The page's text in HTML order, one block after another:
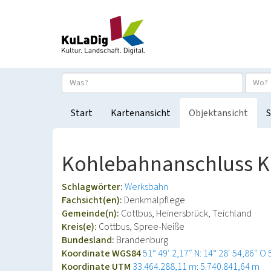
Start Kartenansicht Objektansicht
Kohlebahnanschluss
Schlagwörter:Werksbahn
Fachsicht(en): Denkmalpflege
Gemeinde(n): Cottbus, Heinersbrück, Teichland
Kreis(e): Cottbus, Spree-Neiße
Bundesland: Brandenburg
Koordinate WGS8451° 49′ 2,17″ N: 14° 28′ 54,86″ O
Koordinate UTM 33.464.288,11 m: 5.740.841,64 m